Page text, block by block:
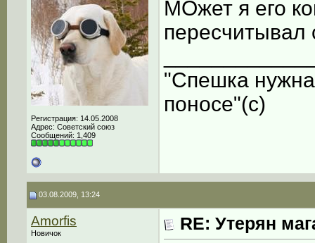
Регистрация: 14.05.2008
Адрес: Советский союз
Сообщений: 1,409
МОжет я его
пересчитывал
"Спешка
поносе"(с)
03.08.2009, 13:24
Amorfis
Новичок RE: Утерян